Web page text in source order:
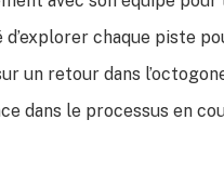
d’explorer chaque piste
un retour dans
dans le processus en